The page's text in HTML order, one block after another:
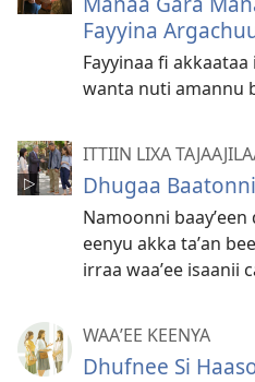
Fayyina
Fayyinaa fi
wanta nuti amannu
ITTIIN LIXA
Dhugaa
Namoonni
eenyu akka taʼan
irraa waaʼee isaanii
WAAʼEE KEENYA
Dhufnee Si